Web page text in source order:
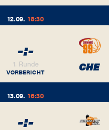
12.09. 18:30
-:-
1. Runde
VORBERICHT CHE
13.09. 16:30
-:-